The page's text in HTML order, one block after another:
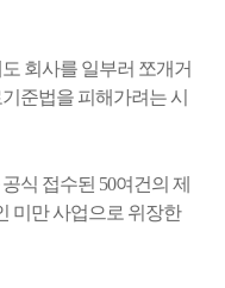
회사를 일부러 쪼개거
준법을 피해가려는 시
식 접수된 50여건의 제
미만 사업으로 위장한